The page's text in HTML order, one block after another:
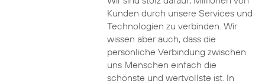
Kunden durch unsere Services und
Technologien zu verbinden. Wir
wissen aber auch, dass die
persönliche Verbindung zwischen
uns Menschen einfach die
schönste und wertvollste ist. In